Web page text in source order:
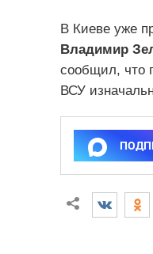
В Киеве уже
Владимир
сообщил, что
ВСУ